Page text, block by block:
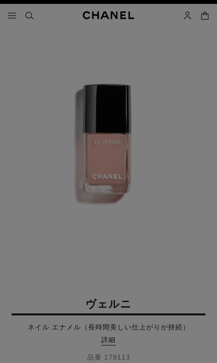
メニュー - メインナビゲーション
- メインナビゲーション
検索 マイアカ
カー
ヴェルニ
ネイル エナメル（長時間美しい仕上がりが持続）
詳細
品番 179113